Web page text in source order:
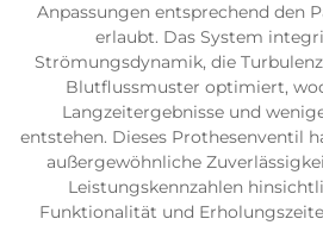
Anpassungen entsprechend den
erlaubt. Das System
Strömungsdynamik, die
Blutflussmuster optimiert,
Langzeitergebnisse und
entstehen. Dieses Prothesenventil
außergewöhnliche
Leistungskennzahlen
Funktionalität und